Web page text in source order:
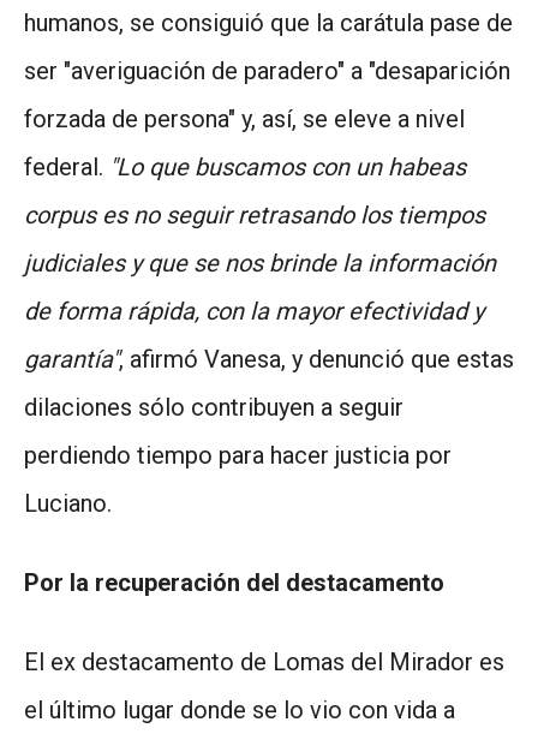
humanos, se consiguió que la carátula pase de
ser "averiguación de paradero" a "desaparición
forzada de persona" y, así, se eleve a nivel
federal. "Lo que buscamos con un habeas
corpus es no seguir retrasando los tiempos
judiciales y que se nos brinde la información
de forma rápida, con la mayor efectividad y
garantía", afirmó Vanesa, y denunció que estas
dilaciones sólo contribuyen a seguir
perdiendo tiempo para hacer justicia por
Luciano.
Por la recuperación del destacamento
El ex destacamento de Lomas del Mirador es
el último lugar donde se lo vio con vida a